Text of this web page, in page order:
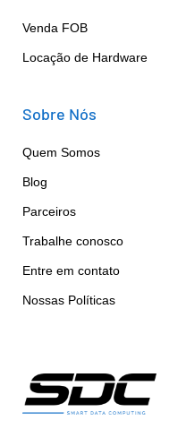
Venda FOB
Locação de Hardware
Sobre Nós
Quem Somos
Blog
Parceiros
Trabalhe conosco
Entre em contato
Nossas Políticas